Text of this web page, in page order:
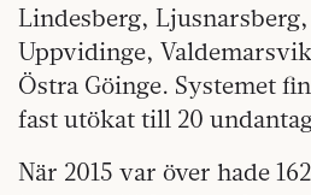
Lindesberg,
Uppvidinge,
Östra Göinge. Systemet
fast utökat till 20
När 2015 var över hade